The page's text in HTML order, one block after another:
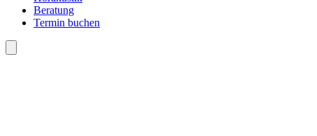
Beratung
Termin buchen